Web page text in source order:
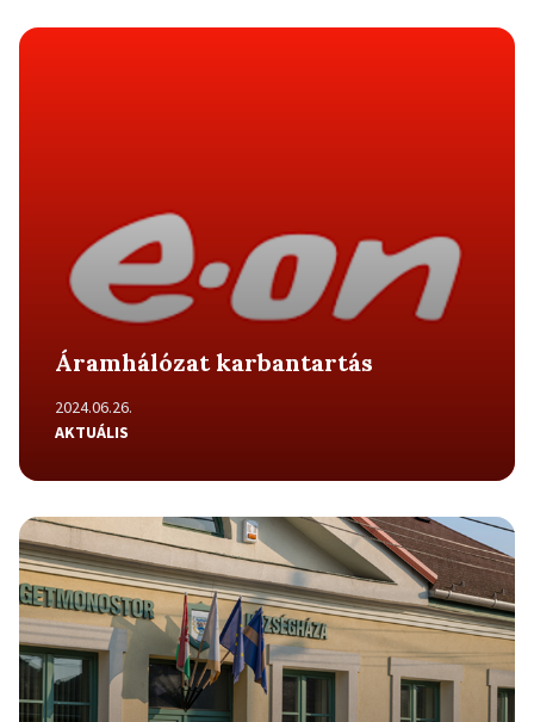
Áramhálózat karbantartás
2024.06.26.
AKTUÁLIS
Részletek
Részletek